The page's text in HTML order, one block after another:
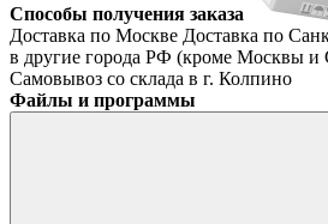
Способы получения заказа
Доставка по Москве Доставка по
в другие города РФ (кроме Москвы и
Самовывоз со склада в г. Колпино
Файлы и программы